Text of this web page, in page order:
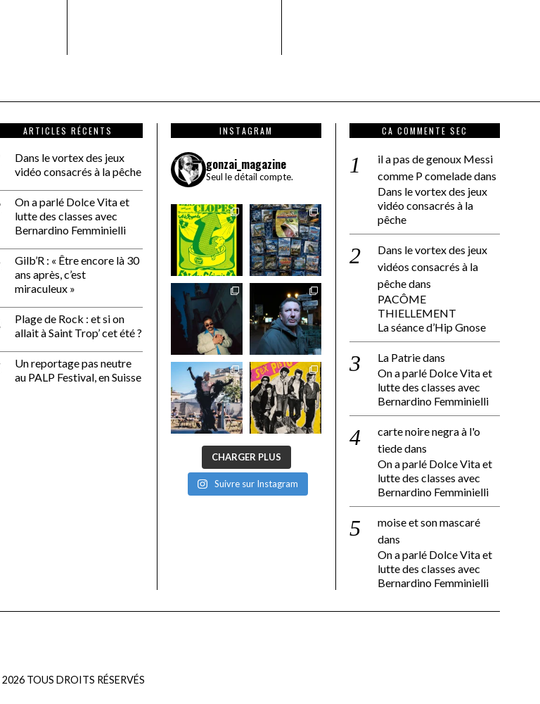
ARTICLES RÉCENTS
Dans le vortex des jeux
vidéo consacrés à la pêche
On a parlé Dolce Vita et
lutte des classes avec
Bernardino Femminielli
Gilb’R : « Être encore là 30
ans après, c’est
miraculeux »
Plage de Rock : et si on
allait à Saint Trop’ cet été ?
Un reportage pas neutre
au PALP Festival, en Suisse
INSTAGRAM
gonzai_magazine
Seul le détail compte.
CHARGER PLUS
Suivre sur Instagram
CA COMMENTE SEC
il a pas de genoux Messi
comme P comeladedans
Dans le vortex des jeux
vidéo consacrés à la
pêche
Dans le vortex des jeux
vidéos consacrés à la
pêchedans
PACÔME
THIELLEMENT
La séance d’Hip Gnose
La Patriedans
On a parlé Dolce Vita et
lutte des classes avec
Bernardino Femminielli
carte noire negra à l'o
tiededans
On a parlé Dolce Vita et
lutte des classes avec
Bernardino Femminielli
moise et son mascaré
dans
On a parlé Dolce Vita et
lutte des classes avec
Bernardino Femminielli
2026TOUS DROITS RÉSERVÉS